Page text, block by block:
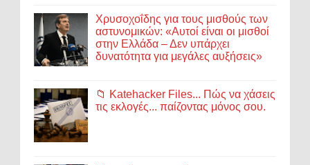
Χρυσοχοΐδης για τους μισθούς των
αστυνομικών: «Αυτοί είναι οι μισθοί
στην Ελλάδα – Δεν υπάρχει
δυνατότητα για μεγάλες αυξήσεις»
📁 Katehacker Files... Πώς να χάσεις
τις εκλογές... παίζοντας μόνος σου.